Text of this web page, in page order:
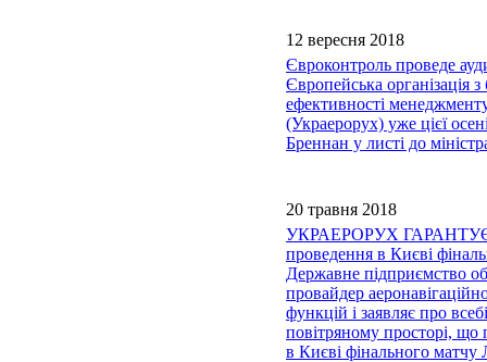
12 вересня 2018
Євроконтроль проведе
Європейська організація
ефективності
(Украерорух) уже цієї
Бреннан у листі до
20 травня 2018
УКРАЕРОРУХ
проведення в Києві
Державне підприємство
провайдер
функцій і заявляє про
повітряному просторі, що
в Києві фінального